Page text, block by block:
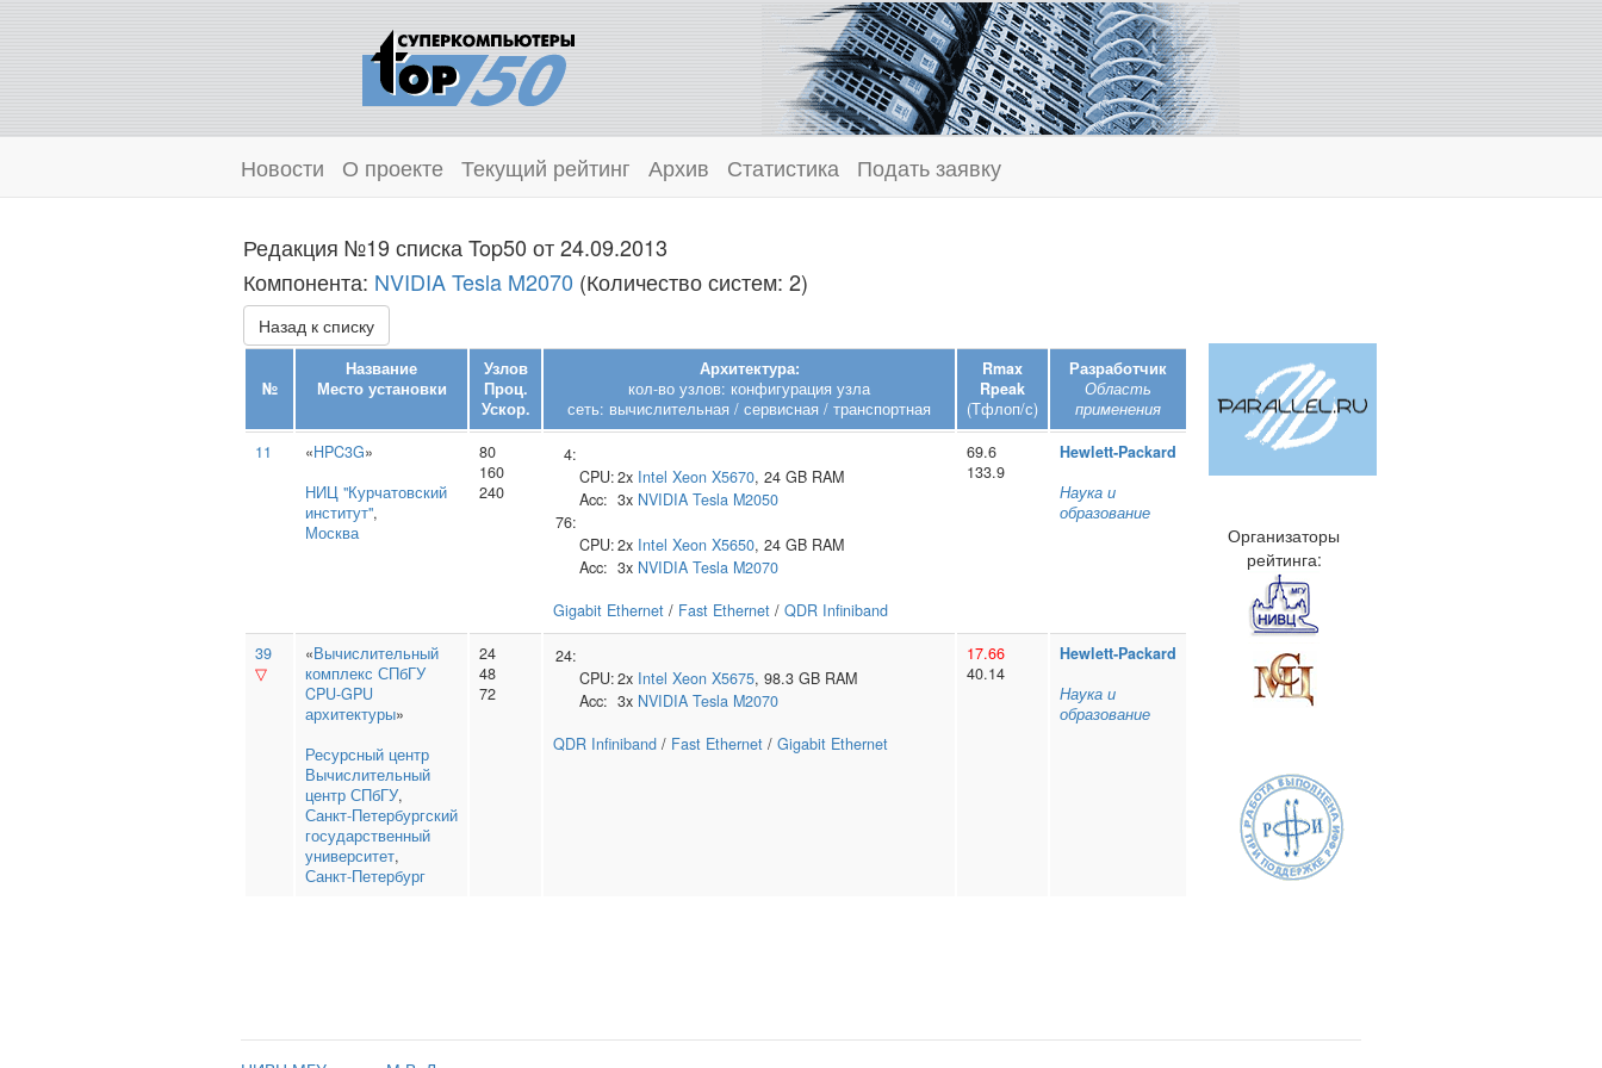
Новости О проекте Текущий рейтинг Архив Статистика Подать заявку
Редакция №19 списка Top50 от 24.09.2013
Компонента: NVIDIA Tesla M2070 (Количество систем: 2)
Назад к списку
№
Название
Место установки
Узлов
Проц.
Ускор.
Архитектура:
кол-во узлов: конфигурация узла
сеть: вычислительная / сервисная / транспортная
Rmax
Rpeak
(Тфлоп/с)
Разработчик
Область
применения
11
«HPC3G»
НИЦ "Курчатовский
институт",
Москва
80
160
240
4:
CPU:2x Intel Xeon X5670, 24 GB RAM
Acc: 3x NVIDIA Tesla M2050
76:
CPU:2x Intel Xeon X5650, 24 GB RAM
Acc: 3x NVIDIA Tesla M2070
Gigabit Ethernet / Fast Ethernet / QDR Infiniband
69.6
133.9
Hewlett‑Packard
Наука и
образование
39
▽
«Вычислительный
комплекс СПбГУ
CPU-GPU
архитектуры»
Ресурсный центр
Вычислительный
центр СПбГУ,
Санкт‑Петербургский
государственный
университет,
Санкт-Петербург
24
48
72
24:
CPU:2x Intel Xeon X5675, 98.3 GB RAM
Acc: 3x NVIDIA Tesla M2070
QDR Infiniband / Fast Ethernet / Gigabit Ethernet
17.66
40.14
Hewlett‑Packard
Наука и
образование
Организаторы
рейтинга: